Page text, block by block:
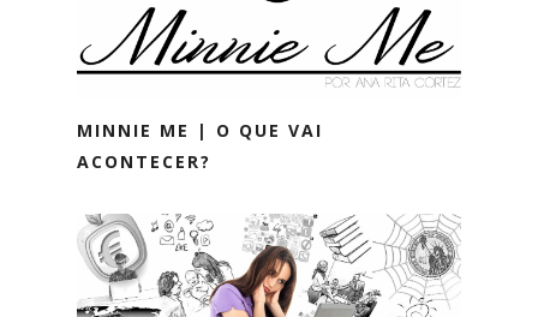
MINNIE ME | O QUE VAI
ACONTECER?